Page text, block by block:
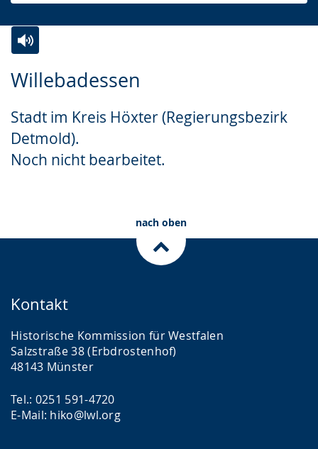
Willebadessen
Stadt im Kreis Höxter (Regierungsbezirk
Detmold).
Noch nicht bearbeitet.
Leichten
wechseln.
Audio-
Video
Deutscher
Gebärdensprache
wird
nach oben
Kontakt
Historische Kommission für Westfalen
Salzstraße 38 (Erbdrostenhof)
48143 Münster
Tel.: 0251 591-4720
E-Mail: hiko@lwl.org